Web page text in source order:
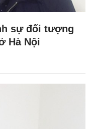
sự đối tượng
Hà Nội